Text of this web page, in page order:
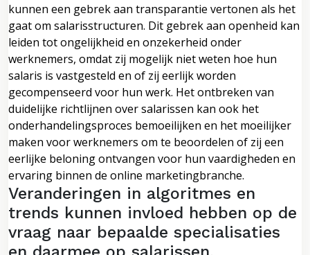
kunnen een gebrek aan transparantie vertonen als het
gaat om salarisstructuren. Dit gebrek aan openheid kan
leiden tot ongelijkheid en onzekerheid onder
werknemers, omdat zij mogelijk niet weten hoe hun
salaris is vastgesteld en of zij eerlijk worden
gecompenseerd voor hun werk. Het ontbreken van
duidelijke richtlijnen over salarissen kan ook het
onderhandelingsproces bemoeilijken en het moeilijker
maken voor werknemers om te beoordelen of zij een
eerlijke beloning ontvangen voor hun vaardigheden en
ervaring binnen de online marketingbranche.
Veranderingen in algoritmes en
trends kunnen invloed hebben op de
vraag naar bepaalde specialisaties